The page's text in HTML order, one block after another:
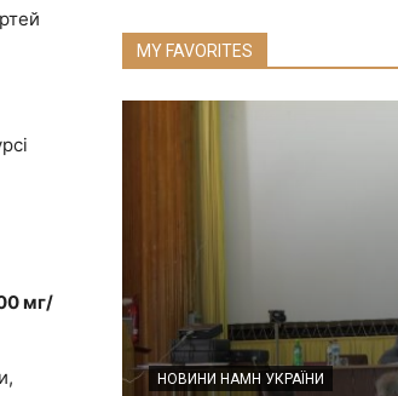
мг/
MY FAVORITES
НОВИНИ НАМН УКРАЇНИ